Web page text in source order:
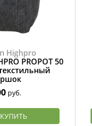
Highpro
PROPOT 50
руб.
КУПИТЬ